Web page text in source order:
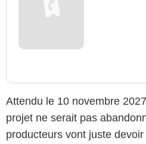
Attendu le 10 novembre
projet ne serait pas
producteurs vont juste